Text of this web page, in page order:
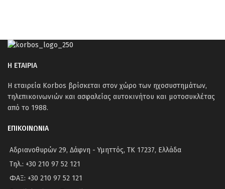
Η ΕΤΑΙΡΙΑ
Η εταιρεία Korbos βρίσκεται στον χώρο των ηχοσυστημάτων,
τηλεπικοινωνιών και ασφαλείας αυτοκινήτου και μοτοσυκλέτας
από το 1988.
ΕΠΙΚΟΙΝΩΝΙΑ
Αδριανοθυρών 29, Δάφνη - Υμηττός, ΤΚ 17237, Ελλάδα
Τηλ.: +30 210 97 52 121
ΦΑΞ: +30 210 97 52 121